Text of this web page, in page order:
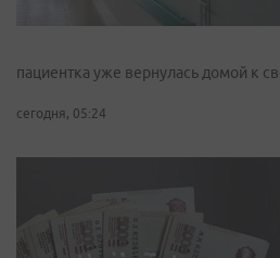
пациентка уже вернулась домой к
сегодня, 05:24